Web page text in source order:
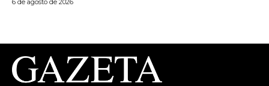
6 de agosto de 2026